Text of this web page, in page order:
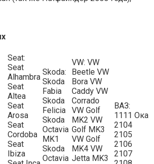
Seat:
Seat
Alhambra
Seat
Altea
Seat
Arosa
Seat
Cordoba
Seat
Ibiza
Skoda:
Skoda
Fabia
Skoda
Felicia
Skoda
Octavia
MK1
Skoda
Octavia
VW: VW
Beetle VW
Bora VW
Caddy VW
Corrado
VW Golf
MK2 VW
Golf MK3
VW Golf
MK4 VW
Jetta MK3
ВАЗ:
1111 Ока
2104
2105
2106
2107